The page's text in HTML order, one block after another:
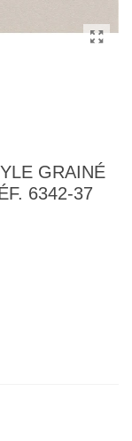
GRAINÉ
6342-37